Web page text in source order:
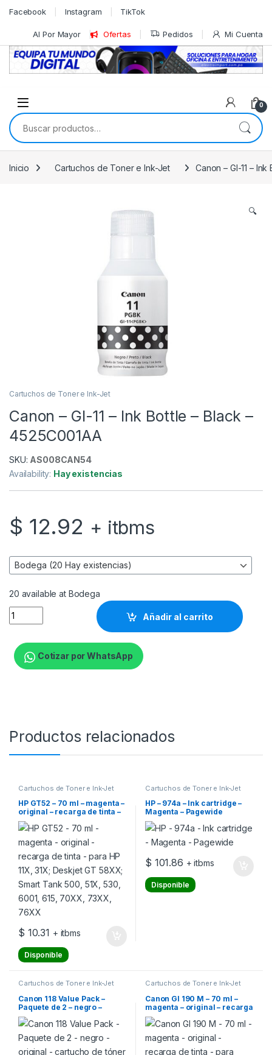
Skip to navigation
Skip to content
Facebook Instagram TikTok
Al Por Mayor Ofertas Pedidos Mi Cuenta
0
Buscar por:
Inicio Cartuchos de Toner e Ink-Jet Canon – GI-11 –
🔍
Cartuchos de Toner e Ink-Jet
Canon – GI-11 – Ink Bottle – Black –
4525C001AA
SKU: AS008CAN54
Availability: Hay existencias
$ 12.92 + itbms
20 available at Bodega
Canon - GI-11 - Ink Bottle - Black - 4525C001AA quantity
Añadir al carrito
Cotizar por WhatsApp
Productos relacionados
Cartuchos de Toner e Ink-Jet
HP GT52 – 70 ml – magenta –
original – recarga de tinta –
para HP 11X, 31X; Deskjet GT
58XX; Smart Tank 500, 51X,
530, 6001, 615, 70XX, 73XX,
76XX
$ 10.31 + itbms
Disponible
Cartuchos de Toner e Ink-Jet
HP – 974a – Ink cartridge –
Magenta – Pagewide
$ 101.86 + itbms
Disponible
Cartuchos de Toner e Ink-Jet
Canon 118 Value Pack –
Paquete de 2 – negro –
original – cartucho de tóner
– para Color imageCLASS
MF726, MF729, MF8380,
MF8580; imageCLASS
LBP7200, LBP7660, MF8350
Cartuchos de Toner e Ink-Jet
Canon GI 190 M – 70 ml –
magenta – original – recarga
de tinta – para Maxx Tinta
G3102, PIXMA G1100,
G2100, G3100, G4100